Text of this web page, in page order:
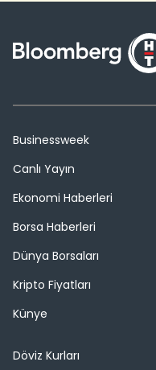
Businessweek
Canlı Yayın
Ekonomi Haberleri
Borsa Haberleri
Dünya Borsaları
Kripto Fiyatları
Künye
Döviz Kurları